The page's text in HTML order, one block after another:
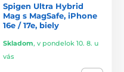
Spigen Ultra Hybrid
Mag s MagSafe, iPhone
16e / 17e, biely
Skladom, v pondelok 10. 8. u
vás